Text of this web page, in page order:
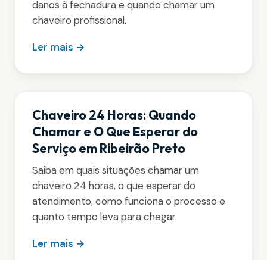
danos à fechadura e quando chamar um
chaveiro profissional.
Ler mais →
Chaveiro 24 Horas: Quando
Chamar e O Que Esperar do
Serviço em Ribeirão Preto
Saiba em quais situações chamar um
chaveiro 24 horas, o que esperar do
atendimento, como funciona o processo e
quanto tempo leva para chegar.
Ler mais →